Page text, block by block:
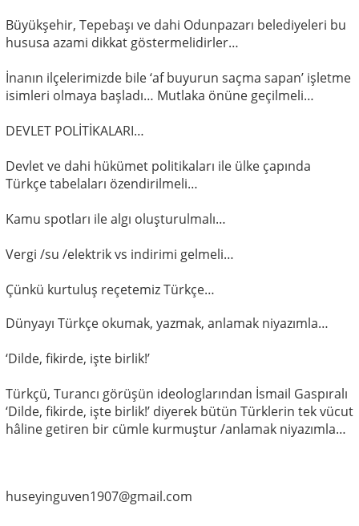
Büyükşehir, Tepebaşı ve dahi Odunpazarı belediyeleri bu
hususa azami dikkat göstermelidirler…
İnanın ilçelerimizde bile ‘af buyurun saçma sapan’ işletme
isimleri olmaya başladı… Mutlaka önüne geçilmeli…
DEVLET POLİTİKALARI…
Devlet ve dahi hükümet politikaları ile ülke çapında
Türkçe tabelaları özendirilmeli…
Kamu spotları ile algı oluşturulmalı…
Vergi /su /elektrik vs indirimi gelmeli…
Çünkü kurtuluş reçetemiz Türkçe…
Dünyayı Türkçe okumak, yazmak, anlamak niyazımla…
‘Dilde, fikirde, işte birlik!’
Türkçü, Turancı görüşün ideologlarından İsmail Gaspıralı
‘Dilde, fikirde, işte birlik!’ diyerek bütün Türklerin tek vücut
hâline getiren bir cümle kurmuştur /anlamak niyazımla…
huseyinguven1907@gmail.com